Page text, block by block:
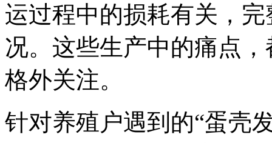
运过程中的损耗有关，
况。这些生产中的痛点
格外关注。
针对养殖户遇到的“蛋壳